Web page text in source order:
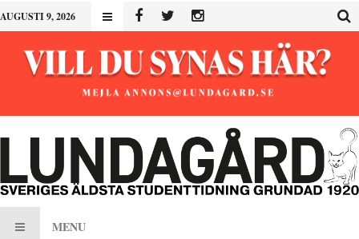
AUGUSTI 9, 2026
MENU